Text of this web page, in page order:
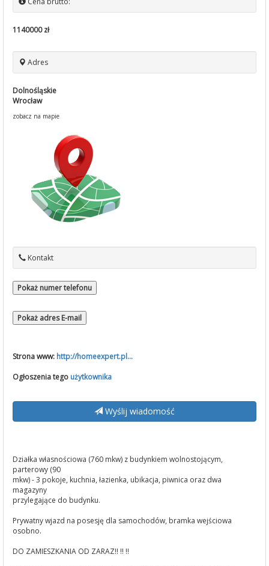
1140000 zł
Adres
Dolnośląskie
Wrocław
zobacz na mapie
Kontakt
Pokaż numer telefonu
Pokaż adres E-mail
Strona www: http://homeexpert.pl...
Ogłoszenia tego użytkownika
Wyślij wiadomość
Działka własnościowa (760 mkw) z budynkiem wolnostojącym,
parterowy (90
mkw) - 3 pokoje, kuchnia, łazienka, ubikacja, piwnica oraz dwa
magazyny
przylegające do budynku.
Prywatny wjazd na posesję dla samochodów, bramka wejściowa
osobno.
DO ZAMIESZKANIA OD ZARAZ!! !! !!